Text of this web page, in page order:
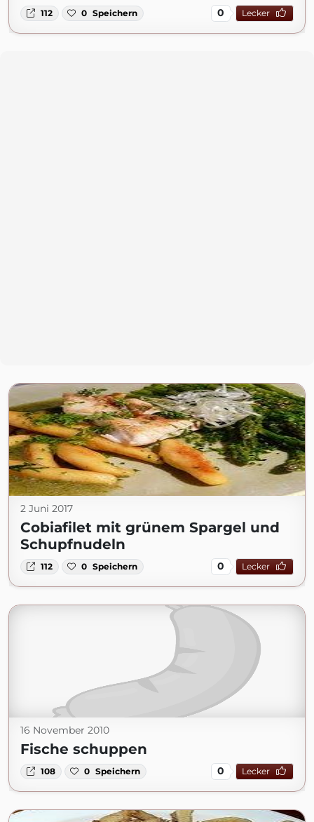
112 0 Speichern 0 Lecker
2 Juni 2017
Cobiafilet mit grünem Spargel und
Schupfnudeln
112 0 Speichern 0 Lecker
16 November 2010
Fische schuppen
108 0 Speichern 0 Lecker